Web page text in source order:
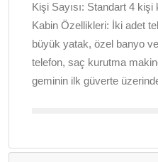
Kişi Sayısı: Standart 4 kişi
Kabin Özellikleri: İki adet
büyük yatak, özel banyo
telefon, saç kurutma
geminin ilk güverte